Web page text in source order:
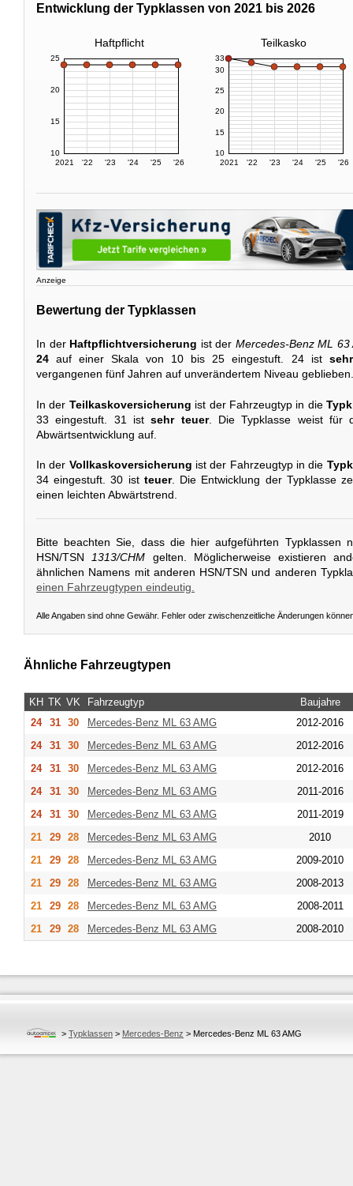
Entwicklung der Typklassen von 2021 bis 2026
Haftpflicht Teilkasko
2021 '22 '23 '24 '25 '26
10
15
20
25
2021 '22 '23 '24 '25 '26
10
15
20
25
30
33
Anzeige
Bewertung der Typklassen
In der Haftpflichtversicherung ist der Mercedes-Benz ML 63
24 auf einer Skala von 10 bis 25 eingestuft. 24 ist
vergangenen fünf Jahren auf unverändertem Niveau geblieben.
In der Teilkaskoversicherung ist der Fahrzeugtyp in die
33 eingestuft. 31 istsehr teuer. Die Typklasse weist für
Abwärtsentwicklung auf.
In der Vollkaskoversicherung ist der Fahrzeugtyp in die
34 eingestuft. 30 ist teuer. Die Entwicklung der Typklasse
einen leichten Abwärtstrend.
Bitte beachten Sie, dass die hier aufgeführten Typklassen
HSN/TSN
1313/CHM gelten. Möglicherweise existieren
ähnlichen Namens mit anderen HSN/TSN und anderen
einen Fahrzeugtypen eindeutig.
Alle Angaben sind ohne Gewähr. Fehler oder zwischenzeitliche Änderungen
Ähnliche Fahrzeugtypen
KH TK VK Fahrzeugtyp
Baujahre
24
31 30 Mercedes-Benz ML 63 AMG
2012-2016
24
31 30 Mercedes-Benz ML 63 AMG
2012-2016
24
31 30 Mercedes-Benz ML 63 AMG
2012-2016
24
31 30 Mercedes-Benz ML 63 AMG
2011-2016
24
31 30 Mercedes-Benz ML 63 AMG
2011-2019
21
29 28 Mercedes-Benz ML 63 AMG
2010
21
29 28 Mercedes-Benz ML 63 AMG
2009-2010
21
29 28 Mercedes-Benz ML 63 AMG
2008-2013
21
29 28 Mercedes-Benz ML 63 AMG
2008-2011
21
29 28 Mercedes-Benz ML 63 AMG 2008-2010
> Typklassen > Mercedes-Benz > Mercedes-Benz ML 63 AMG